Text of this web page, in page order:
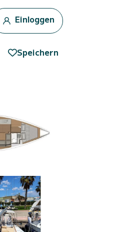
Einloggen
Speichern